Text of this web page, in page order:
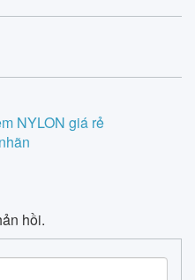
NYLON giá rẻ
hồi.